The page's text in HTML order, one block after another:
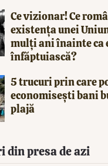
Ce vizionar! Ce
existența unei
mulți ani înainte ca
înfăptuiască?
5 trucuri prin care
economisești bani
plajă
din presa de azi